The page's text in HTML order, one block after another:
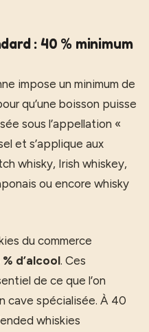
: 40 % minimum
impose un minimum de
qu’une boisson puisse
sous l’appellation «
et s’applique aux
whisky, Irish whiskey,
ou encore whisky
du commerce
d’alcool. Ces
de ce que l’on
cave spécialisée. À 40
whiskies